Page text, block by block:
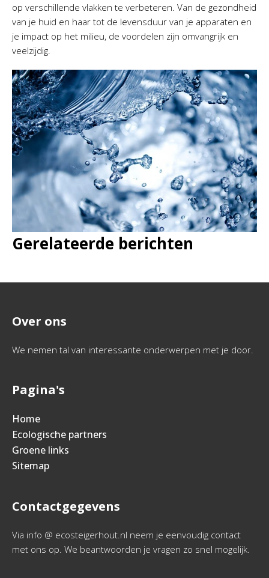
op verschillende vlakken te verbeteren. Van de gezondheid
van je huid en haar tot de levensduur van je apparaten en
je impact op het milieu, de voordelen zijn omvangrijk en
veelzijdig.
Gerelateerde berichten
Over ons
We nemen tal van interessante onderwerpen met je door.
Pagina's
Home
Ecologische partners
Groene links
Sitemap
Contactgegevens
Via info @ ecosteigerhout.nl neem je eenvoudig contact
met ons op. We beantwoorden je vragen zo snel mogelijk.